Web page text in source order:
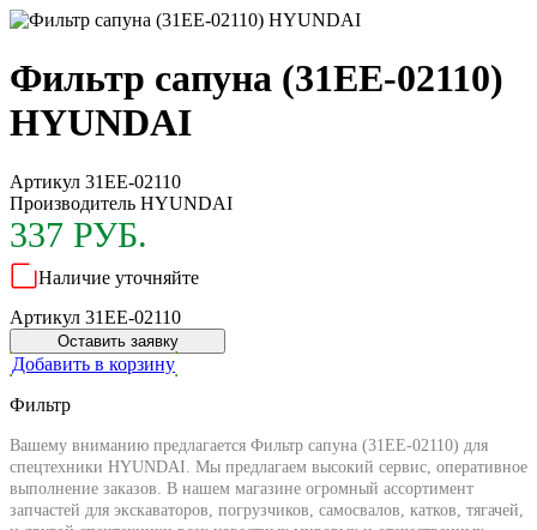
Фильтр сапуна (31EE-02110)
HYUNDAI
Артикул 31EE-02110
Производитель HYUNDAI
337 РУБ.
Наличие уточняйте
Артикул 31EE-02110
Оставить заявку
Добавить в корзину
Фильтр
Вашему вниманию предлагается Фильтр сапуна (31EE-02110) для
спецтехники HYUNDAI. Мы предлагаем высокий сервис, оперативное
выполнение заказов. В нашем магазине огромный ассортимент
запчастей для экскаваторов, погрузчиков, самосвалов, катков, тягачей,